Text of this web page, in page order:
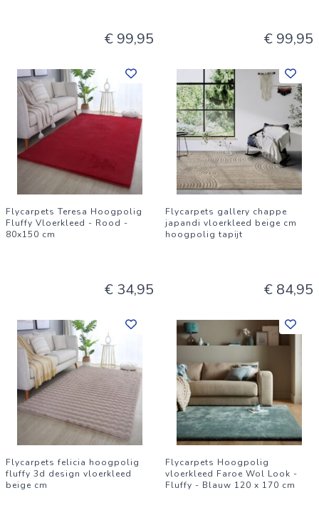
€ 99,95 € 99,95
Flycarpets Teresa Hoogpolig
Fluffy Vloerkleed - Rood -
80x150 cm
€ 34,95
Flycarpets gallery chappe
japandi vloerkleed beige cm
hoogpolig tapijt
€ 84,95
Flycarpets felicia hoogpolig
fluffy 3d design vloerkleed
beige cm
Flycarpets Hoogpolig
vloerkleed Faroe Wol Look -
Fluffy - Blauw 120 x 170 cm